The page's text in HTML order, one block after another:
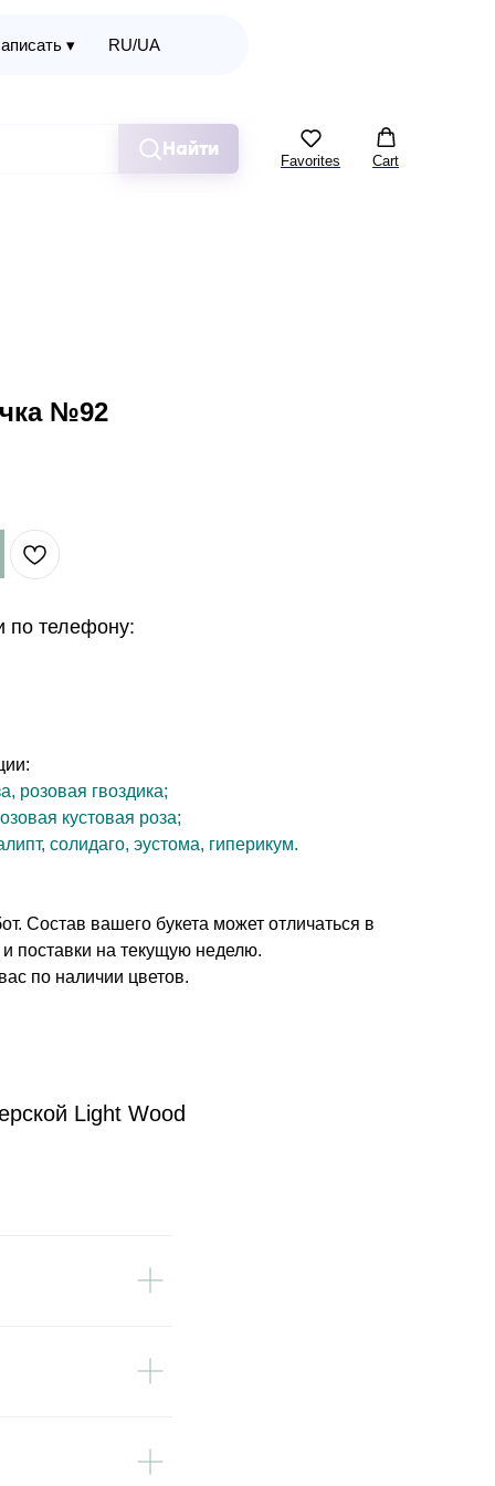
▾ RU/UA
Найти
Favorites Cart
№92
по телефону:
розовая гвоздика;
кустовая роза;
солидаго, эустома, гиперикум.
Состав вашего букета может отличаться в
поставки на текущую неделю.
по наличии цветов.
Light Wood